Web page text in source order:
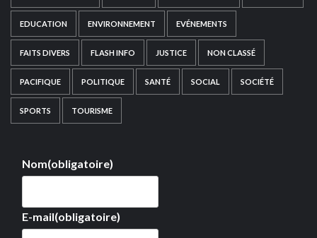
EDUCATION ENVIRONNEMENT EVÉNEMENTS
FAITS DIVERS FLASH INFO JUSTICE NON CLASSÉ
PACIFIQUE POLITIQUE SANTÉ SOCIAL SOCIÉTÉ
SPORTS TOURISME
Nom(obligatoire)
E-mail(obligatoire)